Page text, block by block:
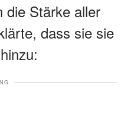
die Stärke aller
dass sie sie
hinzu: